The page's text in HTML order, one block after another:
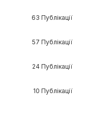
63 Публікації
57 Публікації
24 Публікації
10 Публікації